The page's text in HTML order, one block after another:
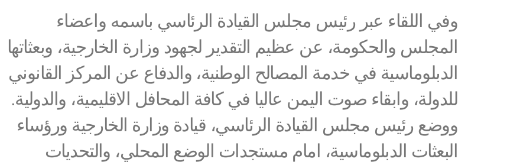
وفي اللقاء عبر رئيس مجلس القيادة الرئاسي باسمه واعضاء
المجلس والحكومة، عن عظيم التقدير لجهود وزارة الخارجية، وبعثاتها
الدبلوماسية في خدمة المصالح الوطنية، والدفاع عن المركز القانوني
للدولة، وابقاء صوت اليمن عاليا في كافة المحافل الاقليمية، والدولية.
ووضع رئيس مجلس القيادة الرئاسي، قيادة وزارة الخارجية ورؤساء
البعثات الدبلوماسية، امام مستجدات الوضع المحلي، والتحديات